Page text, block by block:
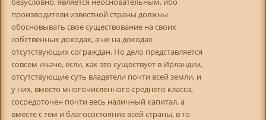
производители известной страны должны
обосновывать свое существование на своих
собственных доходах, а не на доходах
отсутствующих сограждан. Но дело представляется
совсем иначе, если, как это существует в Ирландии,
отсутствующие суть владетели почти всей земли, и
у них, вместо многочисленного среднего класса,
сосредоточен почти весь наличный капитал, а
вместе с тем и благосостояние всей страны, в то